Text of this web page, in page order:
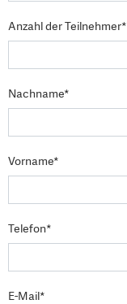
Anzahl der Teilnehmer*
Nachname*
Vorname*
Telefon*
E-Mail*